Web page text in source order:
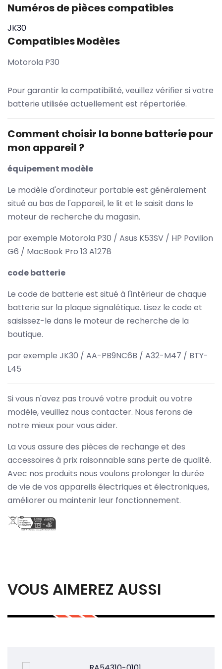
Numéros de pièces compatibles
JK30
Compatibles Modèles
Motorola P30
Pour garantir la compatibilité, veuillez vérifier si votre
batterie utilisée actuellement est répertoriée.
Comment choisir la bonne batterie pour
mon appareil ?
équipement modèle
Le modèle d'ordinateur portable est généralement
situé au bas de l'appareil, le lit et le saisit dans le
moteur de recherche du magasin.
par exemple Motorola P30 / Asus K53SV / HP Pavilion
G6 / MacBook Pro 13 A1278
code batterie
Le code de batterie est situé à l'intérieur de chaque
batterie sur la plaque signalétique. Lisez le code et
saisissez-le dans le moteur de recherche de la
boutique.
par exemple JK30 / AA-PB9NC6B / A32-M47 / BTY-
L45
Si vous n'avez pas trouvé votre produit ou votre
modèle, veuillez nous contacter. Nous ferons de
notre mieux pour vous aider.
La vous assure des pièces de rechange et des
accessoires à prix raisonnable sans perte de qualité.
Avec nos produits nous voulons prolonger la durée
de vie de vos appareils électriques et électroniques,
améliorer ou maintenir leur fonctionnement.
VOUS AIMEREZ AUSSI